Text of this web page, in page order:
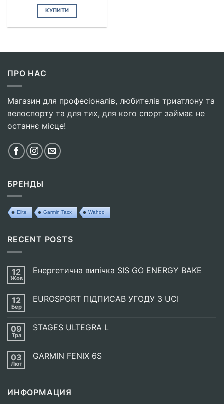
КУПИТИ
ПРО НАС
Магазин для професіоналів, любителів триатлону та
велоспорту та для тих, для кого спорт займає не
останнє місце!
БРЕНДЫ
Elite Garmin Tacx Wahoo
RECENT POSTS
12
Жов
Енергетична випічка SIS GO ENERGY BAKE
Енергетична
ENERGY
BAKE
12
Бер
EUROSPORT ПІДПИСАВ УГОДУ З UCI
EUROSPORT
UCI
09
Тра
STAGES ULTEGRA L
STAGES
03
Лют
GARMIN FENIX 6S
FENIX
ИНФОРМАЦИЯ